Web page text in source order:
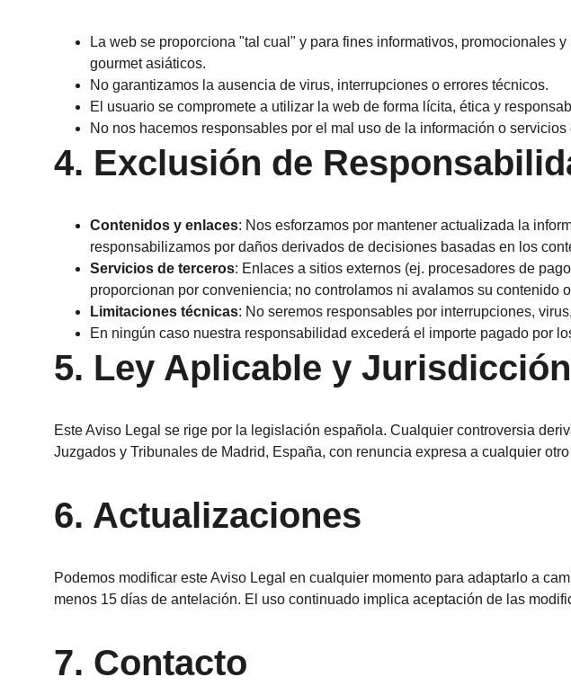
La web se proporciona "tal cual" y para fines informativos,
gourmet asiáticos.
No garantizamos la ausencia de virus, interrupciones o errores técnicos.
El usuario se compromete a utilizar la web de forma lícita, ética y
No nos hacemos responsables por el mal uso de la información o
4. Exclusión de
Contenidos y enlaces: Nos esforzamos por mantener actualizada la
responsabilizamos por daños derivados de decisiones basadas en los
Servicios de terceros: Enlaces a sitios externos (ej. procesadores de
proporcionan por conveniencia; no controlamos ni avalamos su contenido
Limitaciones técnicas: No seremos responsables por interrupciones,
En ningún caso nuestra responsabilidad excederá el importe pagado por
5. Ley Aplicable y Jurisdicción
Este Aviso Legal se rige por la legislación española. Cualquier controversia
Juzgados y Tribunales de Madrid, España, con renuncia expresa a cualquier
6. Actualizaciones
Podemos modificar este Aviso Legal en cualquier momento para adaptarlo a
menos 15 días de antelación. El uso continuado implica aceptación de las
7. Contacto